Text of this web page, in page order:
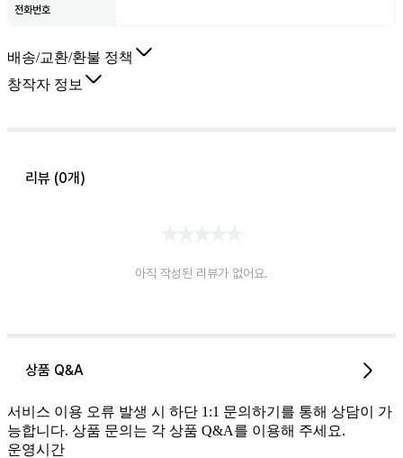
전화번호
배송/교환/환불 정책
창작자 정보
리뷰 (0개)
아직 작성된 리뷰가 없어요.
상품 Q&A
서비스 이용 오류 발생 시 하단 1:1 문의하기를 통해 상담이 가
능합니다. 상품 문의는 각 상품 Q&A를 이용해 주세요.
운영시간